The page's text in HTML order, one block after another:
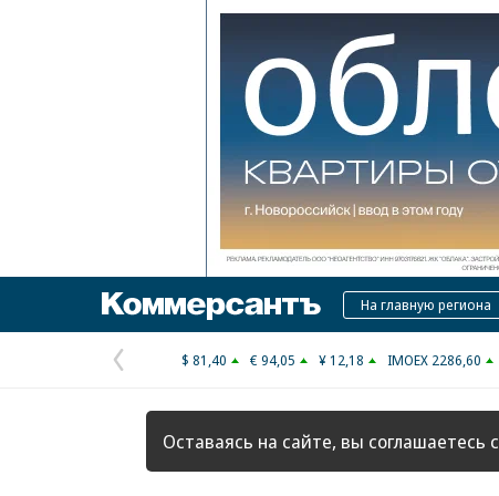
КоммерсантъНа главную региона
Предыдущая
страница
$ 81,40 € 94,05 ¥ 12,18 IMOEX 2286,60
Оставаясь на сайте, вы соглашаетесь с